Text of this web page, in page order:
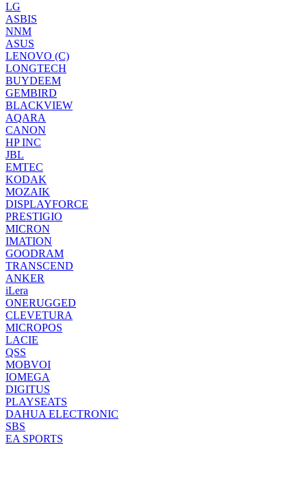
LG
ASBIS
NNM
ASUS
LENOVO (C)
LONGTECH
BUYDEEM
GEMBIRD
BLACKVIEW
AQARA
CANON
HP INC
JBL
EMTEC
KODAK
MOZAIK
DISPLAYFORCE
PRESTIGIO
MICRON
IMATION
GOODRAM
TRANSCEND
ANKER
iLera
ONERUGGED
CLEVETURA
MICROPOS
LACIE
QSS
MOBVOI
IOMEGA
DIGITUS
PLAYSEATS
DAHUA ELECTRONIC
SBS
EA SPORTS